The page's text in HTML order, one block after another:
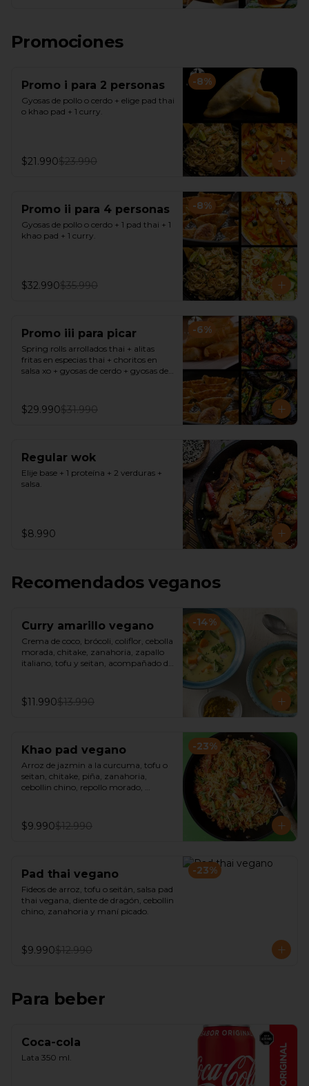
Promociones
-8%
Promo i para 2 personas
Gyosas de pollo o cerdo + elige pad thai
o khao pad + 1 curry.
$21.990$23.990
-8%
Promo ii para 4 personas
Gyosas de pollo o cerdo + 1 pad thai + 1
khao pad + 1 curry.
$32.990$35.990
-6%
Promo iii para picar
Spring rolls arrollados thai + alitas
fritas en especias thai + choritos en
salsa xo + gyosas de cerdo + gyosas de
$29.990$31.990
Regular wok
Elije base + 1 proteína + 2 verduras +
salsa.
$8.990
Recomendados veganos
-14%
Curry amarillo vegano
Crema de coco, brócoli, coliflor, cebolla
morada, chitake, zanahoria, zapallo
italiano, tofu y seitan, acompañado de
$11.990$13.990
-23%
Khao pad vegano
Arroz de jazmin a la curcuma, tofu o
seitan, chitake, piña, zanahoria,
cebollin chino, repollo morado,
$9.990$12.990
-23%
Pad thai vegano
Fideos de arroz, tofu o seitán, salsa pad
thai vegana, diente de dragón, cebollin
chino, zanahoria y maní picado.
$9.990$12.990
Para beber
Coca-cola
Lata 350 ml.